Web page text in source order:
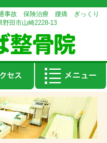
事故 保険治療 腰痛 ぎっくり
田市山崎2228-13